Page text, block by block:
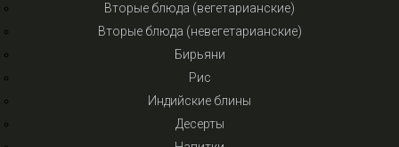
Вторые блюда (вегетарианские)
Вторые блюда (невегетарианские)
Бирьяни
Рис
Индийские блины
Десерты